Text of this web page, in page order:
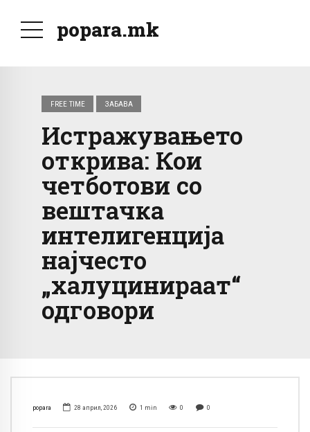
popara.mk
FREE TIME ЗАБАВА
Истражувањето
открива: Кои
четботови со
вештачка
интелигенција
најчесто
„халуцинираат“
одговори
popara 28 април, 2026 1 min 0 0